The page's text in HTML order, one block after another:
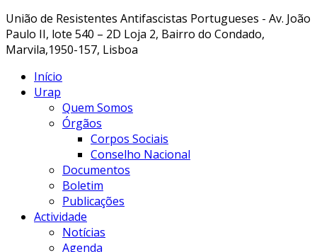
União de Resistentes Antifascistas Portugueses - Av. João
Paulo II, lote 540 – 2D Loja 2, Bairro do Condado,
Marvila,1950-157, Lisboa
Início
Urap
Quem Somos
Órgãos
Corpos Sociais
Conselho Nacional
Documentos
Boletim
Publicações
Actividade
Notícias
Agenda